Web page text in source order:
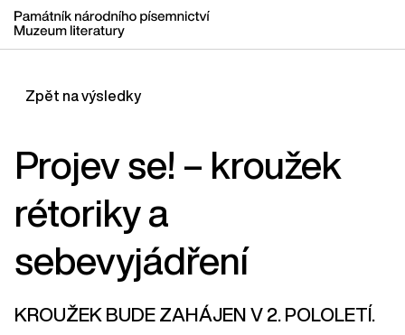
Zpět na výsledky
Projev se! – kroužek
rétoriky a
sebevyjádření
KROUŽEK BUDE ZAHÁJEN V 2. POLOLETÍ.